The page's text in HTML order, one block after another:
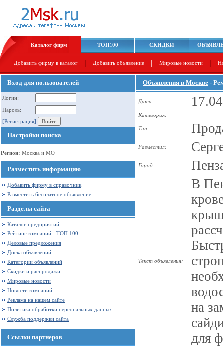
Каталог фирм ТОП100 СКИДКИ
Добавить фирму в каталог Добавить объявление Мировые новости
Вход для пользователей
Логин:
Пароль:
[Регистрация]
Настройки поиска
Регион: Москва и МО
Разместить информацию
Добавить фирму в справочник
Разместить бесплатное объявление
Разделы сайта
Каталог предприятий
Рейтинг компаний - ТОП 100
Деловые предложения
Доска объявлений
Категории объявлений
Скидки и распродажи
Мировые новости
Новости компаний
Реклама на нашем сайте
Политика обработки персональных данных
Служба поддержки сайта
Ссылки партнеров
Объявления в Москве -
Дата:
Категория:
Тип:
Разместил:
Город:
Текст объявления:
В
на
для